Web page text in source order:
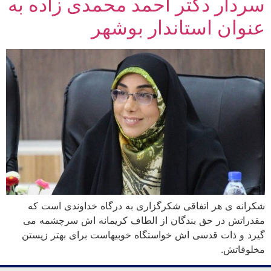
عنوان استاندار بوشهر
شکرانه ی هر اتفاقی شکرگزاری به درگاه خداوندی است که
مقدراتش در حق بندگان از الطاف کریمانه اش سرچشمه می
گیرد و ذات قدسی اش خواستگاه خوبیهاست برای بهتر زیستن
مخلوقاتش.